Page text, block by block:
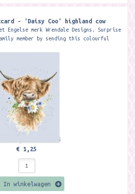
- 'Daisy Coo' highland cow
Engelse merk Wrendale Designs. Surprise
member by sending this colourful
€ 1,25
In winkelwagen